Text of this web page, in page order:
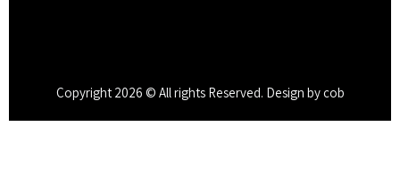
Copyright 2026 © All rights Reserved. Design by cob